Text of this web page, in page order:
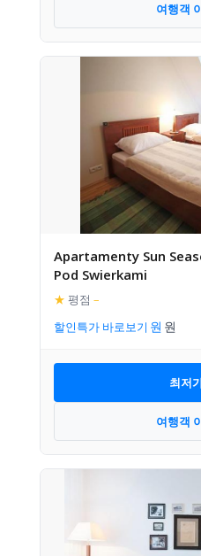
여행객
Apartamenty Sun
Pod Swierkami
★ 평점 –
할인특가 바로보기
최저
여행객